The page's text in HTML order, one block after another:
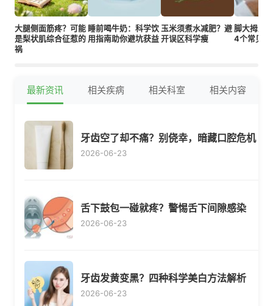
大腿侧面筋疼？可能
是梨状肌综合征惹的
祸
睡前喝牛奶：科学饮
用指南助你避坑获益
玉米须煮水减肥？避
开误区科学瘦
脚大拇趾
4个常见原
最新资讯 相关疾病 相关科室 相关内容
牙齿空了却不痛？别侥幸，暗藏口腔危机
2026-06-23
舌下鼓包一碰就疼？警惕舌下间隙感染
2026-06-23
牙齿发黄变黑？四种科学美白方法解析
2026-06-23